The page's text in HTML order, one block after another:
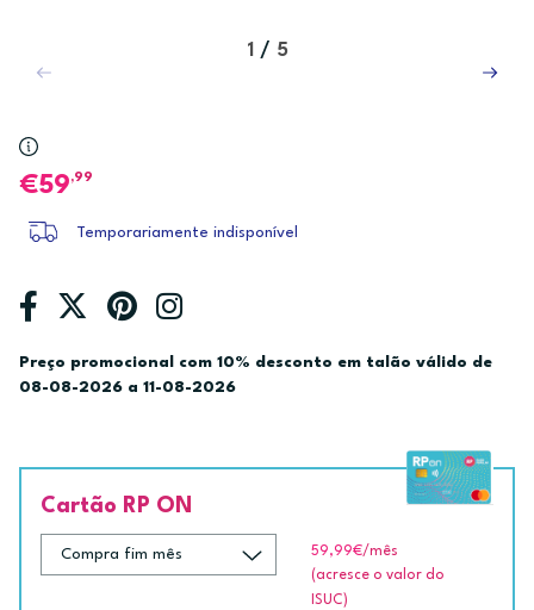
1 / 5
59,99
Temporariamente indisponível
Preço promocional com 10% desconto em talão válido de
08-08-2026 a 11-08-2026
Cartão RP ON
59,99€/mês
(acresce o valor do
ISUC)